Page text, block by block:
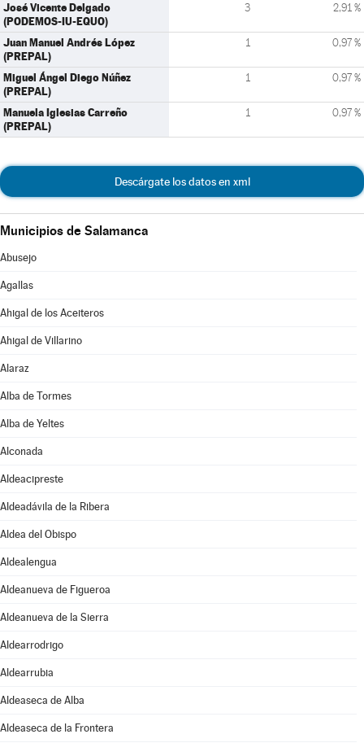
José Vicente Delgado
(PODEMOS-IU-EQUO)
3 2,91 %
Juan Manuel Andrés López
(PREPAL)
1 0,97 %
Miguel Ángel Diego Núñez
(PREPAL)
1 0,97 %
Manuela Iglesias Carreño
(PREPAL)
1 0,97 %
Descárgate los datos en xml
Municipios de Salamanca
Abusejo
Agallas
Ahigal de los Aceiteros
Ahigal de Villarino
Alaraz
Alba de Tormes
Alba de Yeltes
Alconada
Aldeacipreste
Aldeadávila de la Ribera
Aldea del Obispo
Aldealengua
Aldeanueva de Figueroa
Aldeanueva de la Sierra
Aldearrodrigo
Aldearrubia
Aldeaseca de Alba
Aldeaseca de la Frontera